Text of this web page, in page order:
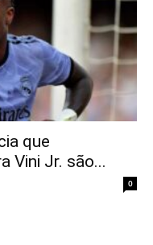
que
Vini Jr. são...
0